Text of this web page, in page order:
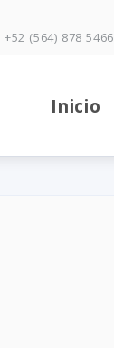
+52 (564) 878 5466
Inicio